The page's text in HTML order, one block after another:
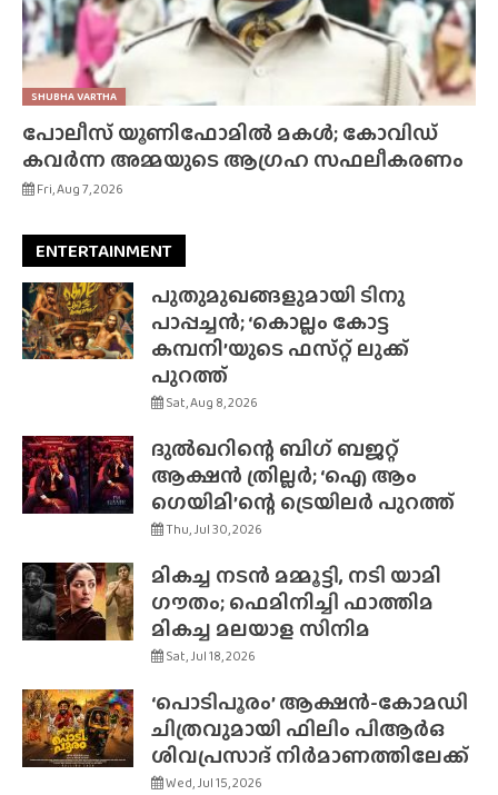
SHUBHA VARTHA
പോലീസ് യൂണിഫോമിൽ മകൾ; കോവിഡ്
കവർന്ന അമ്മയുടെ ആഗ്രഹ സഫലീകരണം
Fri, Aug 7, 2026
ENTERTAINMENT
പുതുമുഖങ്ങളുമായി ടിനു
പാപ്പച്ചൻ; ‘കൊല്ലം കോട്ട
കമ്പനി’യുടെ ഫസ്‌റ്റ് ലുക്ക്
പുറത്ത്
Sat, Aug 8, 2026
ദുൽഖറിന്റെ ബിഗ് ബജറ്റ്
ആക്ഷൻ ത്രില്ലർ; ‘ഐ ആം
ഗെയിമി’ന്റെ ട്രെയിലർ പുറത്ത്
Thu, Jul 30, 2026
മികച്ച നടൻ മമ്മൂട്ടി, നടി യാമി
ഗൗതം; ഫെമിനിച്ചി ഫാത്തിമ
മികച്ച മലയാള സിനിമ
Sat, Jul 18, 2026
‘പൊടിപൂരം’ ആക്ഷൻ-കോമഡി
ചിത്രവുമായി ഫിലിം പിആർഒ
ശിവപ്രസാദ് നിർമാണത്തിലേക്ക്
Wed, Jul 15, 2026